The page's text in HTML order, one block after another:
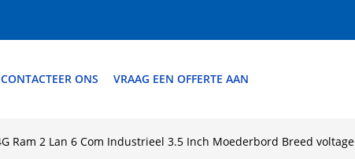
CONTACTEER ONS VRAAG EEN OFFERTE AAN
Ram 2 Lan 6 Com Industrieel 3.5 Inch Moederbord Breed voltage